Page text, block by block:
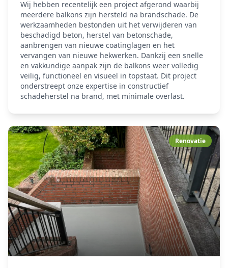
Wij hebben recentelijk een project afgerond waarbij
meerdere balkons zijn hersteld na brandschade. De
werkzaamheden bestonden uit het verwijderen van
beschadigd beton, herstel van betonschade,
aanbrengen van nieuwe coatinglagen en het
vervangen van nieuwe hekwerken. Dankzij een snelle
en vakkundige aanpak zijn de balkons weer volledig
veilig, functioneel en visueel in topstaat. Dit project
onderstreept onze expertise in constructief
schadeherstel na brand, met minimale overlast.
Renovatie